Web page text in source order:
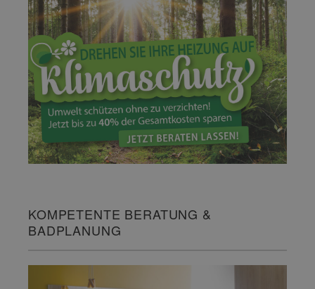
KOMPETENTE BERATUNG &
BADPLANUNG